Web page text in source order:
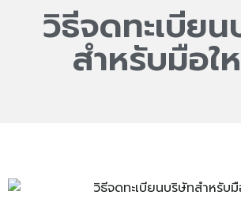
วิธีจดทะเบีย
สำหรับมือใ